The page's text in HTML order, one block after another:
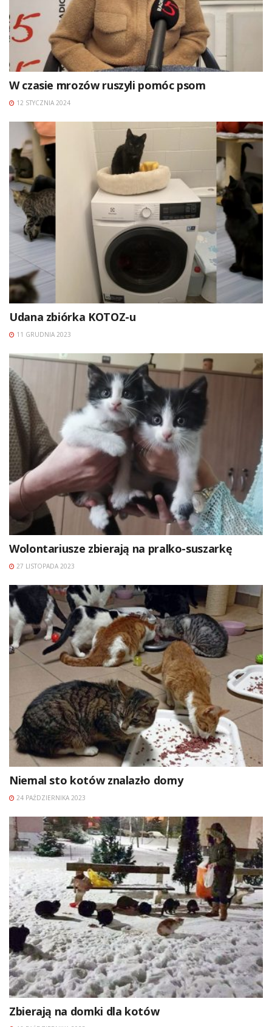
W czasie mrozów ruszyli pomóc psom
12 STYCZNIA 2024
Udana zbiórka KOTOZ-u
11 GRUDNIA 2023
Wolontariusze zbierają na pralko-suszarkę
27 LISTOPADA 2023
Niemal sto kotów znalazło domy
24 PAŹDZIERNIKA 2023
Zbierają na domki dla kotów